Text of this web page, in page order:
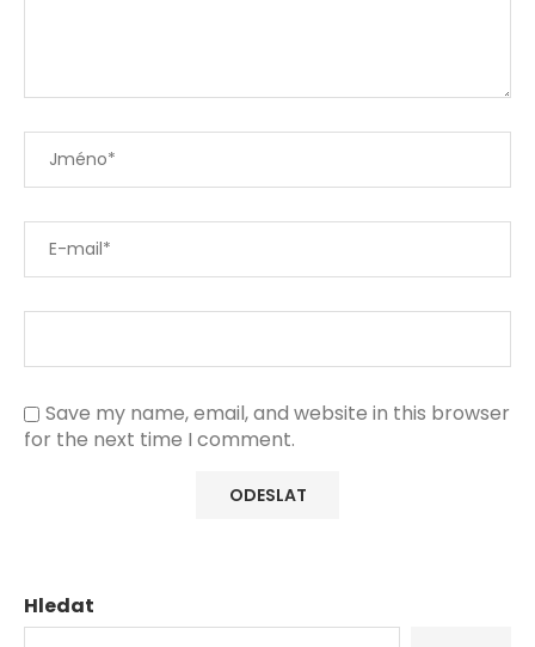
Save my name, email, and website in this browser
for the next time I comment.
Hledat